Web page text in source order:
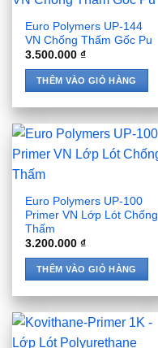
Euro Polymers UP-144
VN Chống Thấm Gốc Pu
3.500.000₫
THÊM VÀO GIỎ HÀNG
Euro Polymers UP-100
Primer VN Lớp Lót Chống
Thấm
3.200.000₫
THÊM VÀO GIỎ HÀNG